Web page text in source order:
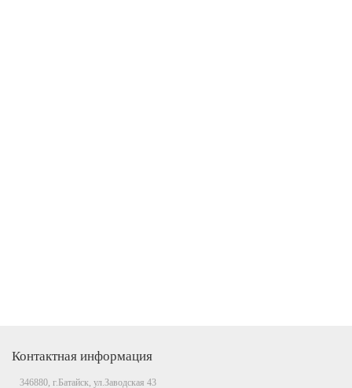
Контактная информация
346880, г.Батайск, ул.Заводская 43